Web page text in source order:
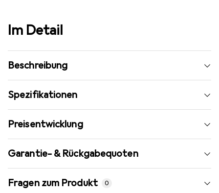
Im Detail
Beschreibung
Spezifikationen
Preisentwicklung
Garantie- & Rückgabequoten
Fragen zum Produkt 0